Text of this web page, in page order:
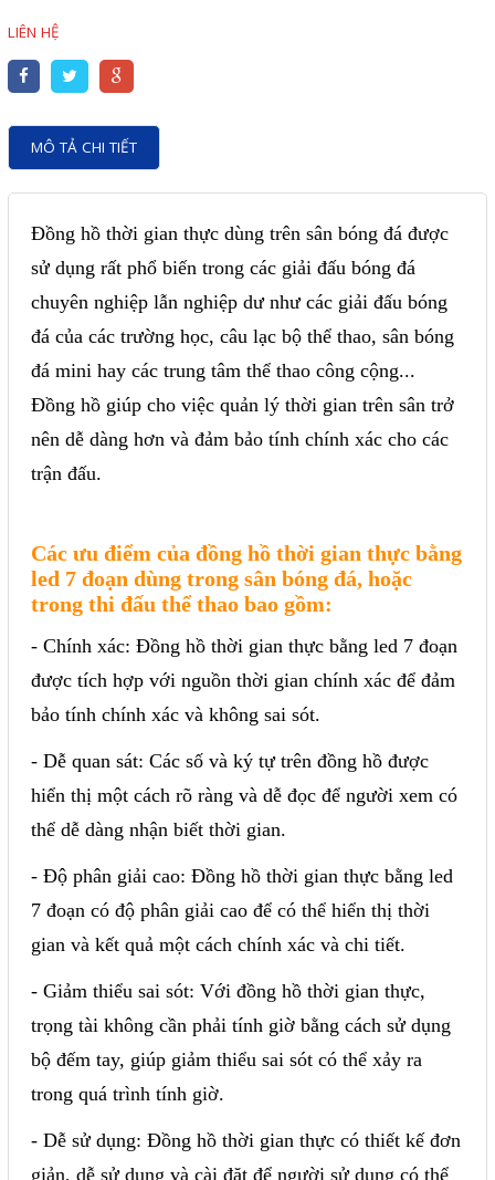
LIÊN HỆ
MÔ TẢ CHI TIẾT
Đồng hồ thời gian thực dùng trên sân bóng đá được
sử dụng rất phổ biến trong các giải đấu bóng đá
chuyên nghiệp lẫn nghiệp dư như các giải đấu bóng
đá của các trường học, câu lạc bộ thể thao, sân bóng
đá mini hay các trung tâm thể thao công cộng...
Đồng hồ giúp cho việc quản lý thời gian trên sân trở
nên dễ dàng hơn và đảm bảo tính chính xác cho các
trận đấu.
Các ưu điểm của đồng hồ thời gian thực bằng
led 7 đoạn dùng trong sân bóng đá, hoặc
trong thi đấu thể thao bao gồm:
- Chính xác: Đồng hồ thời gian thực bằng led 7 đoạn
được tích hợp với nguồn thời gian chính xác để đảm
bảo tính chính xác và không sai sót.
- Dễ quan sát: Các số và ký tự trên đồng hồ được
hiển thị một cách rõ ràng và dễ đọc để người xem có
thể dễ dàng nhận biết thời gian.
- Độ phân giải cao: Đồng hồ thời gian thực bằng led
7 đoạn có độ phân giải cao để có thể hiển thị thời
gian và kết quả một cách chính xác và chi tiết.
- Giảm thiểu sai sót: Với đồng hồ thời gian thực,
trọng tài không cần phải tính giờ bằng cách sử dụng
bộ đếm tay, giúp giảm thiểu sai sót có thể xảy ra
trong quá trình tính giờ.
- Dễ sử dụng: Đồng hồ thời gian thực có thiết kế đơn
giản, dễ sử dụng và cài đặt để người sử dụng có thể
Cáp lập trình PLC - HMI -
Servo
Cân Điện Tử
Thiết bị thu thập dữ liệu,
truyền và lưu trữ dữ liệu
Thiết bị cảnh báo
Thiết bị đo lường - Cảm biến
Bộ điều khiển nhiệt độ
Bộ đếm - Bộ hẹn giờ
Đồng hồ đo đa năng
Phụ kiện lắp tủ điện
Giới thiệu
Dịch vụ
Thiết kế phần mềm giám sát
và quản lý
Sửa chữa biến tần
Sửa chữa PLC
Sửa chữa màn hình HMI
Sửa Bộ điều khiển Servo, Bộ
điều khiển motor bước
Sửa chữa bộ nguồn
Sửa motor - Quấn motor
Sửa Cân Điện Tử
Lập trình hệ thống Scada